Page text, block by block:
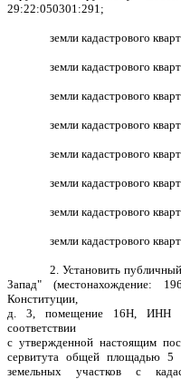
29:22:050301:291;
земли кадастрового
земли кадастрового
земли кадастрового
земли кадастрового
земли кадастрового
земли кадастрового
земли кадастрового
земли кадастрового
2. Установить
Запад" (местонахождение:
Конституции,
д. 3, помещение 16Н, ИНН
соответствии
с утвержденной настоящим
сервитута общей площадью 5
земельных участков с